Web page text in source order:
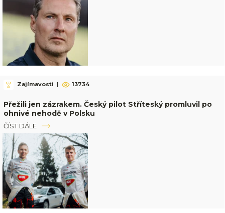
Zajímavosti | 13734
Přežili jen zázrakem. Český pilot Stříteský promluvil po
ohnivé nehodě v Polsku
ČÍST DÁLE